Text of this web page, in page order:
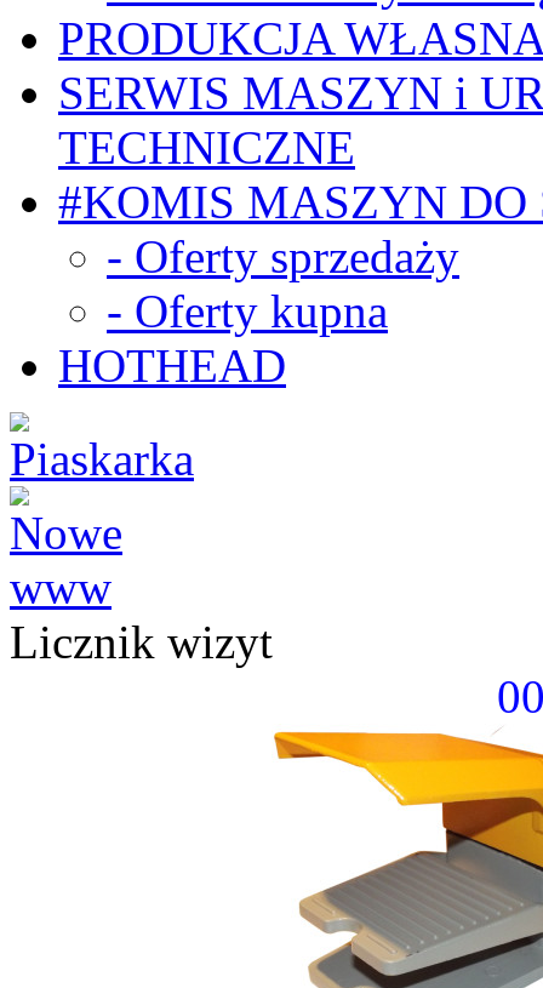
PRODUKCJA
SERWIS MASZYN i
TECHNICZNE
#KOMIS MASZYN DO
- Oferty sprzedaży
- Oferty kupna
HOTHEAD
Licznik wizyt